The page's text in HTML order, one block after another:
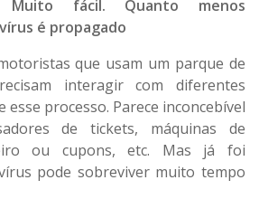
Muito fácil. Quanto menos
é propagado
que usam um parque de
interagir com diferentes
processo. Parece inconcebível
de tickets, máquinas de
ou cupons, etc. Mas já foi
pode sobreviver muito tempo